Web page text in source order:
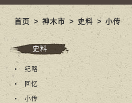
首页 >神木市 > 史料 > 小传
史料
纪略
回忆
小传